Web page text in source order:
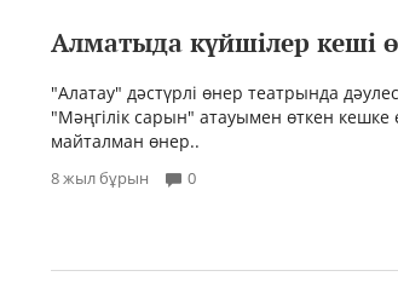
Алматыда күйшілер кеші
"Алатау" дәстүрлі өнер театрында
"Мәңгілік сарын" атауымен өткен кешке
майталман өнер..
8 жыл бұрын 0